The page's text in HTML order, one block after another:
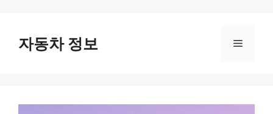
content자동차 정보 Menu